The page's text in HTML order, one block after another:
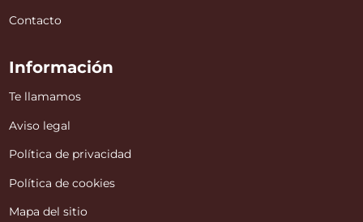
Contacto
Información
Te llamamos
Aviso legal
Política de privacidad
Política de cookies
Mapa del sitio